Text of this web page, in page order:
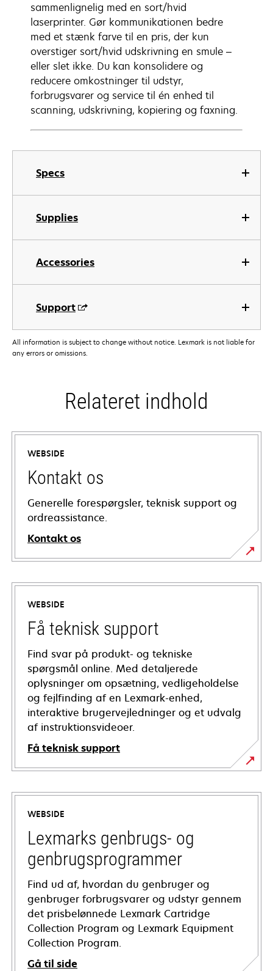
Specs
Supplies
Accessories
Support
sammenlignelig med en sort/hvid
laserprinter. Gør kommunikationen bedre
med et stænk farve til en pris, der kun
overstiger sort/hvid udskrivning en smule –
eller slet ikke. Du kan konsolidere og
reducere omkostninger til udstyr,
forbrugsvarer og service til én enhed til
scanning, udskrivning, kopiering og faxning.
All information is subject to change without notice. Lexmark is not liable for
any errors or omissions.
Relateret indhold
WEBSIDE
Kontakt os
Generelle forespørgsler, teknisk support og
ordreassistance.
Kontakt os
WEBSIDE
Få teknisk support
Find svar på produkt- og tekniske
spørgsmål online. Med detaljerede
oplysninger om opsætning, vedligeholdelse
og fejlfinding af en Lexmark-enhed,
interaktive brugervejledninger og et udvalg
af instruktionsvideoer.
Få teknisk support
opens
in
new
tab
WEBSIDE
Lexmarks genbrugs- og
genbrugsprogrammer
Find ud af, hvordan du genbruger og
genbruger forbrugsvarer og udstyr gennem
det prisbelønnede Lexmark Cartridge
Collection Program og Lexmark Equipment
Collection Program.
Gå til side